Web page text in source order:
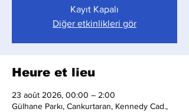
Kayıt Kapalı
Diğer etkinlikleri gör
Heure et lieu
23 août 2026, 00:00 – 2:00
Gülhane Parkı, Cankurtaran, Kennedy Cad.,